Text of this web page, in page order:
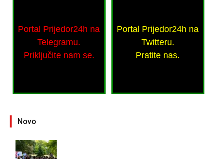
Portal Prijedor24h na
Telegramu.
Priključite nam se.
Portal Prijedor24h na
Twitteru.
Pratite nas.
Novo